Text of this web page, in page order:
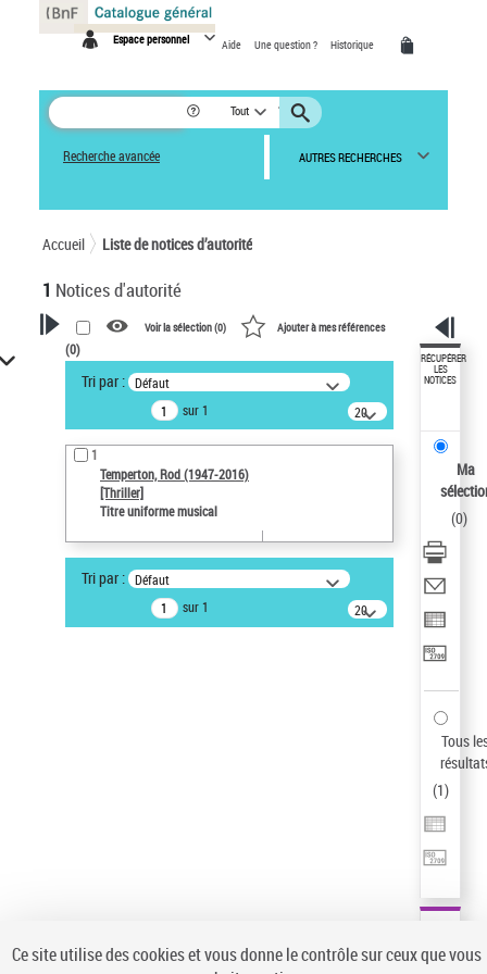
Espace personnel Aide Une question ? Historique
Tout
Recherche avancée AUTRES RECHERCHES
Accueil Liste de notices d’autorité
1 Notices d'autorité
VOTRE RECHERCHE
Recherche avancée dans les
notices d’autorité
Œuvres liées à l'auteur :
Temperton, Rod (1947-2016)
Type de notice d'autorité
Voir la sélection (0) Ajouter à mes références
(0)
Tri par : Défaut
sur 1
20
résultats/page
1
Temperton, Rod (1947-2016)
[Thriller]
Titre uniforme musical
Tri par : Défaut
sur 1
20
résultats/page
RÉCUPÉRER
LES
NOTICES
Ma
(0)
Tous
(1)
Panneau de gestion des cookies
Ce site utilise des cookies et vous donne le contrôle sur ceux que vous